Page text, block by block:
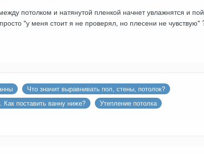
потолком и натянутой пленкой начнет увлажнятся и
"у меня стоит я не проверял, но плесени не чувствую"
Что значит выравнивать пол, стены, потолок?
поставить ванну ниже?
Утепление потолка